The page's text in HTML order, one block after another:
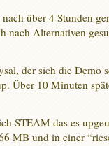
über 4 Stunden
nach Alternativen
der sich die Demo
Über 10 Minuten
STEAM das es
MB und in einer